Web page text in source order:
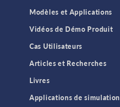
Modèles et Applications
Vidéos de Démo Produit
Cas Utilisateurs
Articles et Recherches
Livres
Applications de simulation